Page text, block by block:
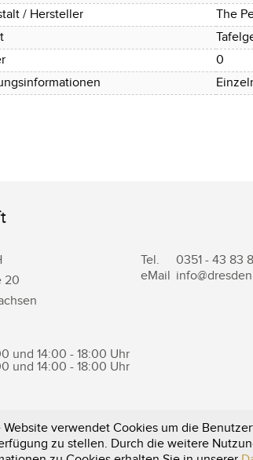
/ Hersteller
The
0
20
und 14:00 - 18:00 Uhr
und 14:00 - 18:00 Uhr
Tel. 0351 - 43 83
eMail
83 89 23
Website verwendet Cookies um die
zu stellen. Durch die weitere